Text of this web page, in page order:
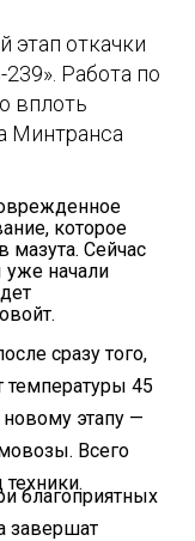
этап откачки
Работа по
вплоть
Минтранса
которое
мазута. Сейчас
начали
сразу того,
температуры 45
этапу —
Всего
благоприятных
завершат